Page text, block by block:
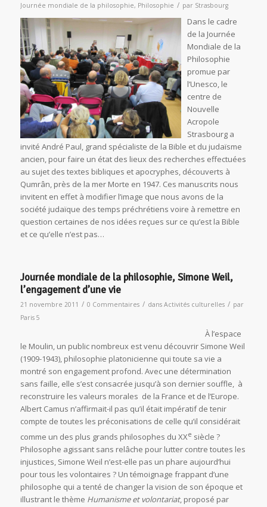
Journée mondiale de la philosophie, Philosophie / par Strasbourg
Dans le cadre
de la Journée
Mondiale de la
Philosophie
promue par
l’Unesco, le
centre de
Nouvelle
Acropole
Strasbourg a
invité André Paul, grand spécialiste de la Bible et du judaïsme
ancien, pour faire un état des lieux des recherches effectuées
au sujet des textes bibliques et apocryphes, découverts à
Qumrân, près de la mer Morte en 1947. Ces manuscrits nous
invitent en effet à modifier l’image que nous avons de la
société judaïque des temps préchrétiens voire à remettre en
question certaines de nos idées reçues sur ce qu’est la Bible
et ce qu’elle n’est pas…
Journée mondiale de la philosophie, Simone Weil,
l’engagement d’une vie
21 novembre 2011 / 0 Commentaires / dans Activités culturelles / par
Paris 5
À l’espace
le Moulin, un public nombreux est venu découvrir Simone Weil
(1909-1943), philosophie platonicienne qui toute sa vie a
montré son engagement profond. Avec une détermination
sans faille, elle s’est consacrée jusqu’à son dernier souffle, à
reconstruire les valeurs morales de la France et de l’Europe.
Albert Camus n’affirmait-il pas qu’il était impératif de tenir
compte de toutes les préconisations de celle qu’il considérait
comme un des plus grands philosophes du XXe siècle ?
Philosophe agissant sans relâche pour lutter contre toutes les
injustices, Simone Weil n’est-elle pas un phare aujourd’hui
pour tous les volontaires ? Un témoignage frappant d’une
philosophe qui a tenté de changer la vision de son époque et
illustrant le thème Humanisme et volontariat, proposé par